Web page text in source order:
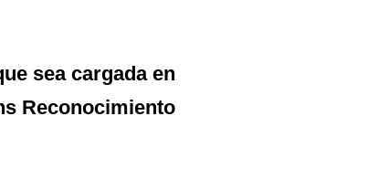
sea cargada en
Reconocimiento